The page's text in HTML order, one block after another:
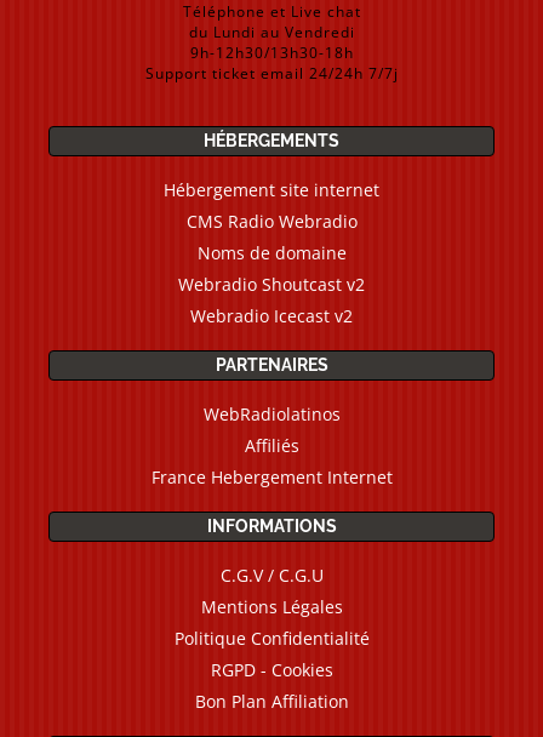
Téléphone et Live chat
du Lundi au Vendredi
9h-12h30/13h30-18h
Support ticket email 24/24h 7/7j
HÉBERGEMENTS
Hébergement site internet
CMS Radio Webradio
Noms de domaine
Webradio Shoutcast v2
Webradio Icecast v2
PARTENAIRES
WebRadiolatinos
Affiliés
France Hebergement Internet
INFORMATIONS
C.G.V / C.G.U
Mentions Légales
Politique Confidentialité
RGPD - Cookies
Bon Plan Affiliation